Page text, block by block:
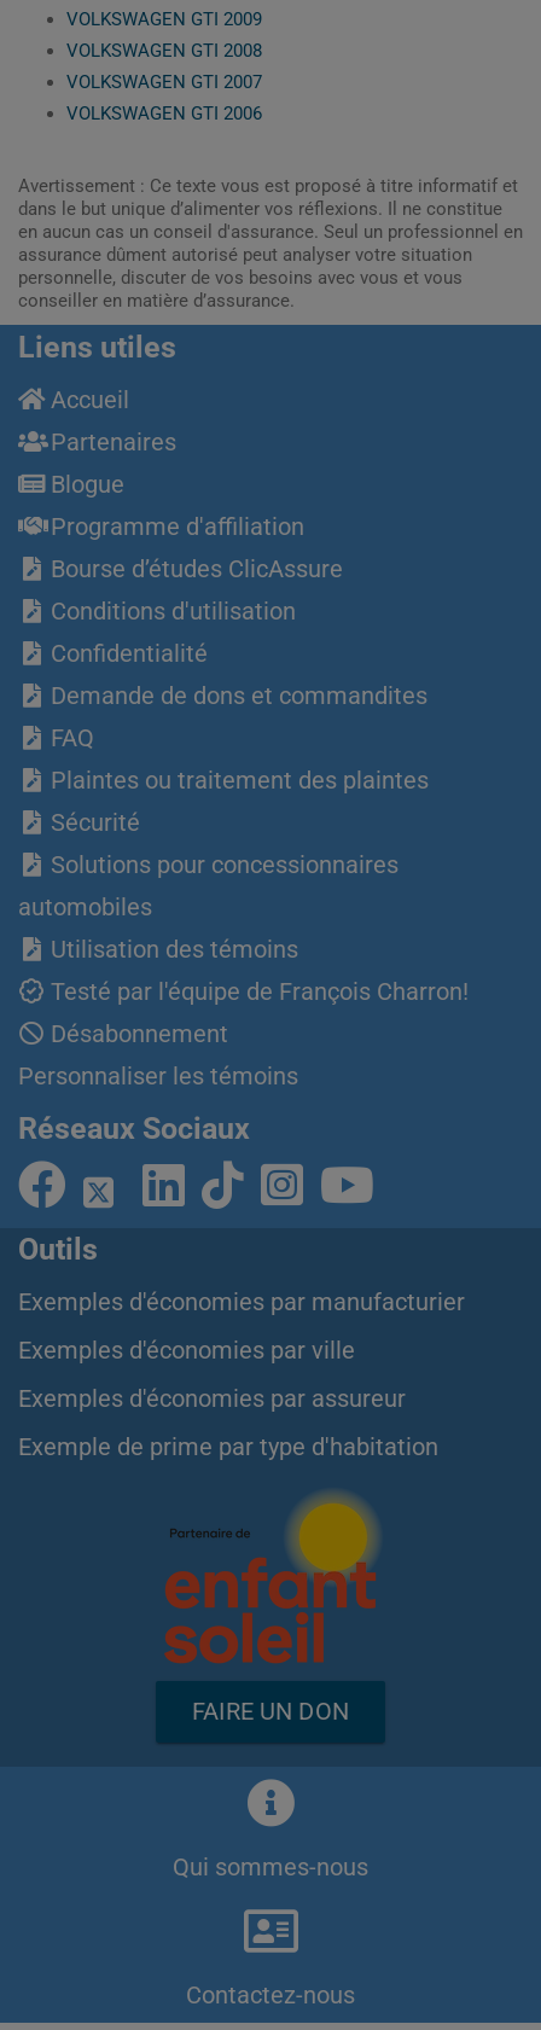
VOLKSWAGEN GTI 2009
VOLKSWAGEN GTI 2008
VOLKSWAGEN GTI 2007
VOLKSWAGEN GTI 2006
Avertissement : Ce texte vous est proposé à titre informatif et
dans le but unique d’alimenter vos réflexions. Il ne constitue
en aucun cas un conseil d'assurance. Seul un professionnel en
assurance dûment autorisé peut analyser votre situation
personnelle, discuter de vos besoins avec vous et vous
conseiller en matière d’assurance.
Liens utiles
Accueil
Partenaires
Blogue
Programme d'affiliation
Bourse d’études ClicAssure
Conditions d'utilisation
Confidentialité
Demande de dons et commandites
FAQ
Plaintes ou traitement des plaintes
Sécurité
Solutions pour concessionnaires
automobiles
Utilisation des témoins
Testé par l'équipe de François Charron!
Désabonnement
Personnaliser les témoins
Réseaux Sociaux
Outils
Exemples d'économies par manufacturier
Exemples d'économies par ville
Exemples d'économies par assureur
Exemple de prime par type d'habitation
FAIRE UN DON
Qui sommes-nous
Contactez-nous